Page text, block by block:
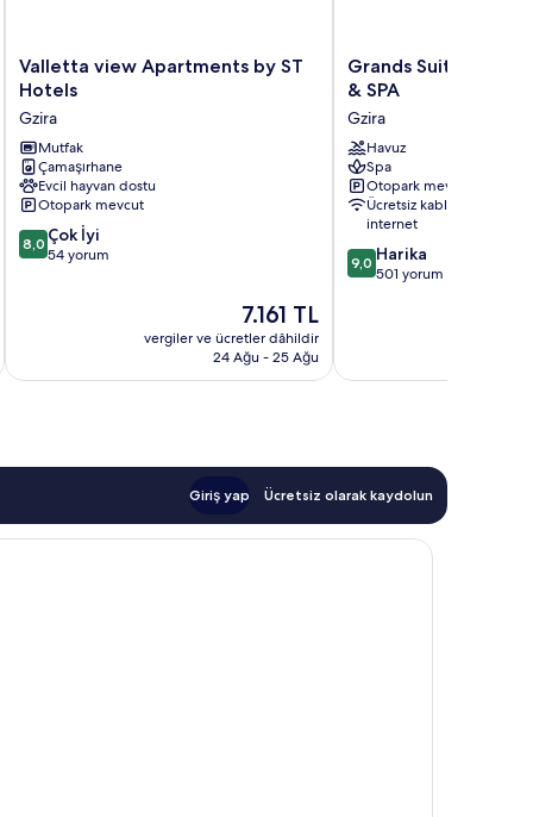
Valletta
view
by
ST
Hotels
Gzira
Valletta view Apartments by ST
Hotels
Gzira
Mutfak
Çamaşırhane
Evcil hayvan dostu
Otopark mevcut
10
üzerinden
8,0 Çok İyi
54 yorum
Güncel
fiyat:
7.161 TL
7.161 TL
vergiler ve ücretler dâhildir
24 Ağu - 25 Ağu
Grands
Suites
Residences
&
SPA
Gzira
Grands Suites Hotel
& SPA
Gzira
Havuz
Spa
Otopark mevcut
Ücretsiz kablosuz
internet
10
üzerinden
9,0 Harika
501 yorum
Giriş yap Ücretsiz olarak kaydolun